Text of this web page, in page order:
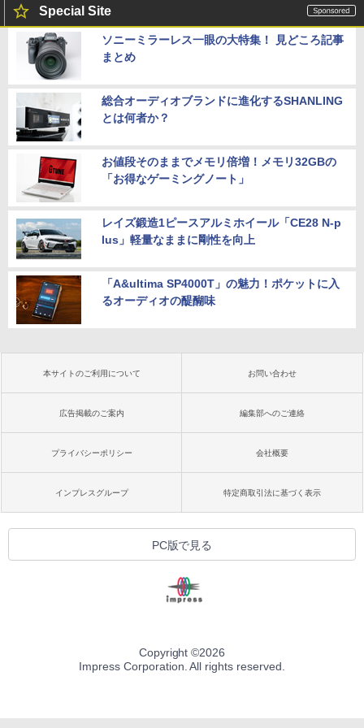
Special Site
ソニーミラーレス一眼の大特集！ 見どころ記事
まとめ
総合オーディオブランドに進化するSHANLING
とは何者か？
お値段そのままでメモリ倍増！メモリ32GBの
「お得なゲーミングノート」
レイズ鍛造1ピースアルミホイール「CE28 N-p
lus」軽量なままに剛性を向上
「A&ultima SP4000T」の魅力！ポケットに入
るオーディオの醍醐味
本サイトのご利用について お問い合わせ
広告掲載のご案内 編集部へのご連絡
プライバシーポリシー 会社概要
インプレスグループ 特定商取引法に基づく表示
PC版で見る
Copyright ©2026
Impress Corporation. All rights reserved.